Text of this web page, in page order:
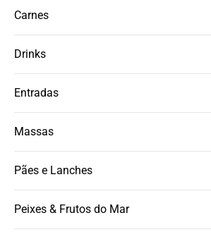
Carnes
Drinks
Entradas
Massas
Pães e Lanches
Peixes & Frutos do Mar